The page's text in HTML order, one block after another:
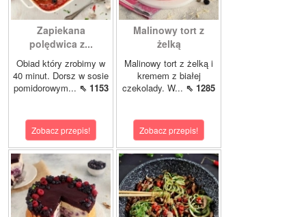
Zapiekana
polędwica z...
Obiad który zrobimy w
40 minut. Dorsz w sosie
pomidorowym... ⇖ 1153
Zobacz przepis!
Malinowy tort z
żelką
Malinowy tort z żelką i
kremem z białej
czekolady. W... ⇖ 1285
Zobacz przepis!